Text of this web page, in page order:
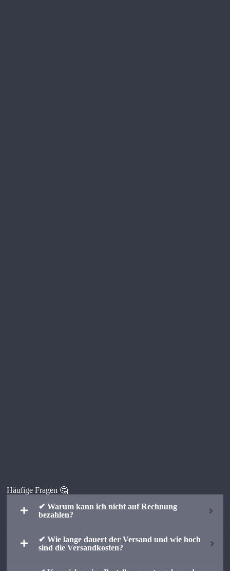
Häufige Fragen 🤔
✔ Warum kann ich nicht auf Rechnung
bezahlen?
✔ Wie lange dauert der Versand und wie hoch
sind die Versandkosten?